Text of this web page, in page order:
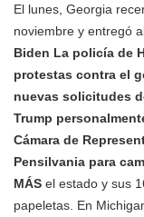
El lunes, Georgia
noviembre y entregó
Biden La policía de
protestas contra el
nuevas solicitudes
Trump
Cámara de
Pensilvania para
MÁS el estado y sus
papeletas. En